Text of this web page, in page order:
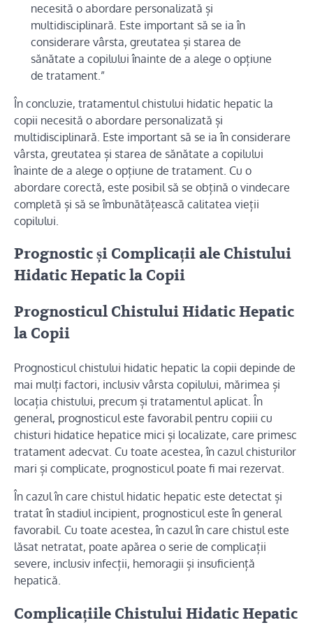
necesită o abordare personalizată și
multidisciplinară. Este important să se ia în
considerare vârsta, greutatea și starea de
sănătate a copilului înainte de a alege o opțiune
de tratament.”
În concluzie, tratamentul chistului hidatic hepatic la
copii necesită o abordare personalizată și
multidisciplinară. Este important să se ia în considerare
vârsta, greutatea și starea de sănătate a copilului
înainte de a alege o opțiune de tratament. Cu o
abordare corectă, este posibil să se obțină o vindecare
completă și să se îmbunătățească calitatea vieții
copilului.
Prognostic și Complicații ale Chistului
Hidatic Hepatic la Copii
Prognosticul Chistului Hidatic Hepatic
la Copii
Prognosticul chistului hidatic hepatic la copii depinde de
mai mulți factori, inclusiv vârsta copilului, mărimea și
locația chistului, precum și tratamentul aplicat. În
general, prognosticul este favorabil pentru copiii cu
chisturi hidatice hepatice mici și localizate, care primesc
tratament adecvat. Cu toate acestea, în cazul chisturilor
mari și complicate, prognosticul poate fi mai rezervat.
În cazul în care chistul hidatic hepatic este detectat și
tratat în stadiul incipient, prognosticul este în general
favorabil. Cu toate acestea, în cazul în care chistul este
lăsat netratat, poate apărea o serie de complicații
severe, inclusiv infecții, hemoragii și insuficiență
hepatică.
Complicațiile Chistului Hidatic Hepatic